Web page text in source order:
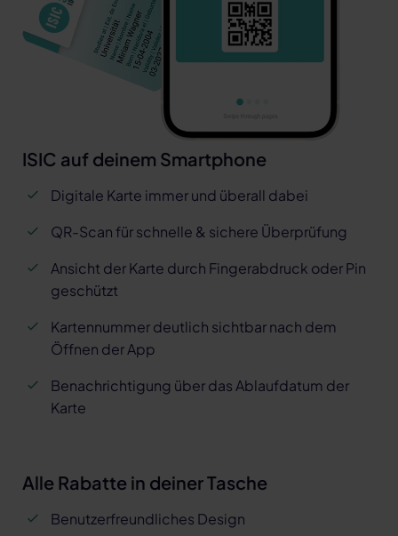
ISIC auf deinem Smartphone
Digitale Karte immer und überall dabei
QR-Scan für schnelle & sichere Überprüfung
Ansicht der Karte durch Fingerabdruck oder Pin
geschützt
Kartennummer deutlich sichtbar nach dem
Öffnen der App
Benachrichtigung über das Ablaufdatum der
Karte
Alle Rabatte in deiner Tasche
Benutzerfreundliches Design